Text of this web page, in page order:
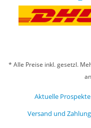
* Alle Preise inkl. gesetzl.
Aktuelle Prospekte
Versand und